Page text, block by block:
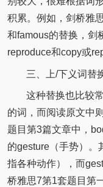
积累。例如，剑桥雅
和famous的替换，剑
reproduce和copy或
三、上/下义词替
这种替换也比较
的词，而阅读原文中
题目第3篇文章中，
的gesture（手势）。
指各种动作），而
桥雅思7第1套题目第